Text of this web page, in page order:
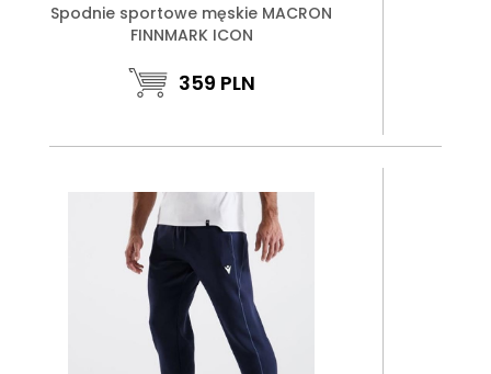
Spodnie sportowe męskie MACRON
FINNMARK ICON
359 PLN